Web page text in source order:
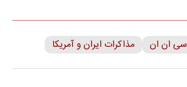
سی ان ان مذاکرات ایران و آمریکا